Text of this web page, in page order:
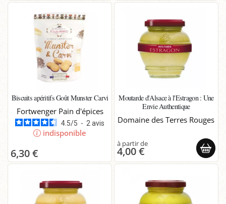
Biscuits apéritifs Goût Munster Carvi
Fortwenger Pain d'épices
4.5/5 - 2avis
indisponible
6,30 €
Moutarde d'Alsace à l'Estragon : Une
Envie Authentique
Domaine des Terres Rouges
4,00 €